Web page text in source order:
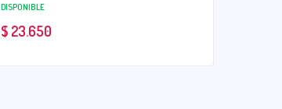
DISPONIBLE
$ 23.650